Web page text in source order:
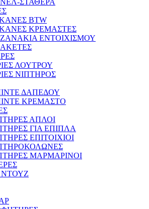
ΣΤΑΘΕΡΑ
BTW
ΚΡΕΜΑΣΤΕΣ
ΕΝΤΟΙΧΙΣΜΟΥ
ΛΟΥΤΡΟΥ
ΝΙΠΤΗΡΟΣ
ΔΑΠΕΔΟΥ
ΚΡΕΜΑΣΤΟ
ΑΠΛΟΙ
ΓΙΑ ΕΠΙΠΛΑ
ΕΠΙΤΟΙΧΙΟΙ
ΜΑΡΜΑΡΙΝΟΙ
ΝΤΟΥΖ